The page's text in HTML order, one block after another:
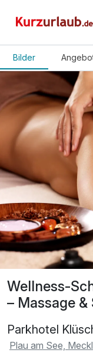
Bilder
Wellness-
– Massage &
Parkhotel
Plau am See,